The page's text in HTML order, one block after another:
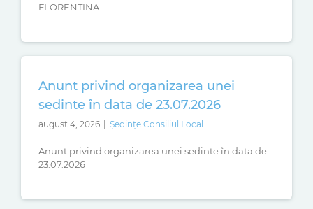
FLORENTINA
Anunt privind organizarea unei
sedinte în data de 23.07.2026
august 4, 2026 | Ședințe Consiliul Local
Anunt privind organizarea unei sedinte în data de
23.07.2026